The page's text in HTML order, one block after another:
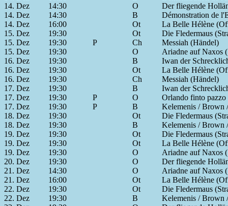
14. Dez
14:30 O
Der fliegende
14. Dez
14:30 B
Démonstration de
14. Dez
16:00 Ot
La Belle Hélène
15. Dez
19:30 Ot
Die Fledermaus
15. Dez
19:30 P Ch
Messiah (Händel)
15. Dez
19:30 O
Ariadne auf Naxos
16. Dez
19:30 B
Iwan der
16. Dez
19:30 Ot
La Belle Hélène
16. Dez
19:30 Ch
Messiah (Händel)
17. Dez
19:30 B
Iwan der
17. Dez
19:30 P O
Orlando finto
17. Dez
19:30 P B
Kelemenis / Brown
18. Dez
19:30 Ot
Die Fledermaus
18. Dez
19:30 B
Kelemenis / Brown
19. Dez
19:30 Ot
Die Fledermaus
19. Dez
19:30 Ot
La Belle Hélène
19. Dez
19:30 O
Ariadne auf Naxos
20. Dez
19:30 O
Der fliegende
21. Dez
14:30 O
Ariadne auf Naxos
21. Dez
16:00 Ot
La Belle Hélène
22. Dez
19:30 Ot
Die Fledermaus
22. Dez
19:30 B
Kelemenis / Brown